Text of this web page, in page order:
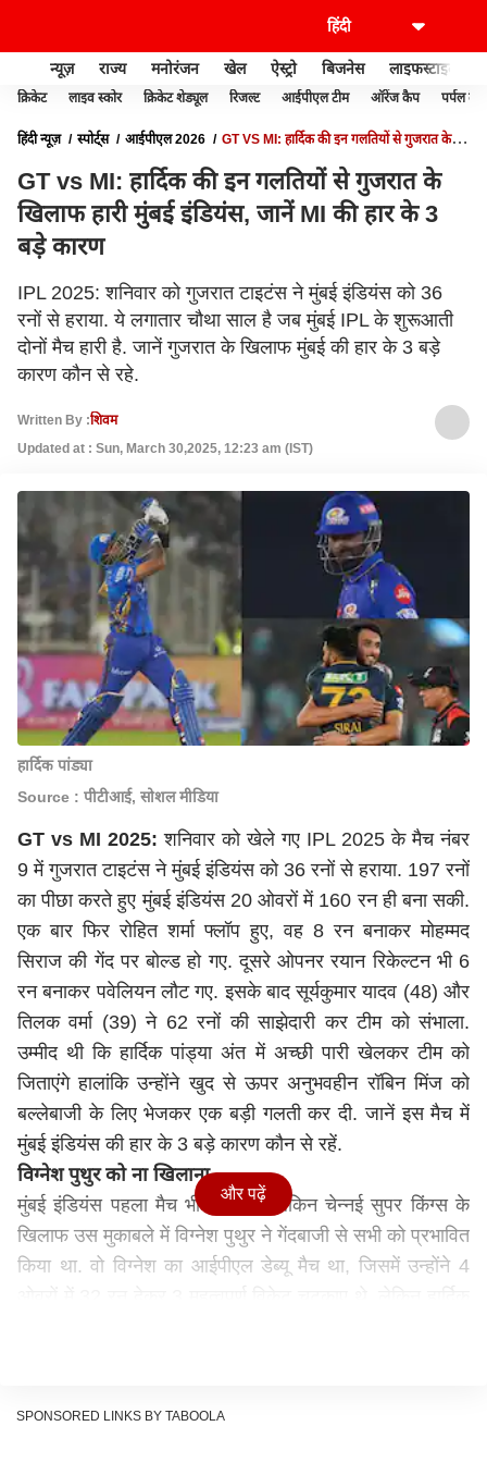
न्यूज़ राज्य मनोरंजन खेल ऐस्ट्रो बिजनेस लाइफस्टाइल
क्रिकेट लाइव स्कोर क्रिकेट शेड्यूल रिजल्ट आईपीएल टीम ऑरेंज कैप पर्पल कैप
हिंदी न्यूज़ स्पोर्ट्स आईपीएल 2026
GT VS MI: हार्दिक की इन गलतियों से गुजरात के
GT vs MI: हार्दिक की इन गलतियों से गुजरात के
खिलाफ हारी मुंबई इंडियंस, जानें MI की हार के 3
बड़े कारण
IPL 2025: शनिवार को गुजरात टाइटंस ने मुंबई इंडियंस को 36
रनों से हराया. ये लगातार चौथा साल है जब मुंबई IPL के शुरूआती
दोनों मैच हारी है. जानें गुजरात के खिलाफ मुंबई की हार के 3 बड़े
कारण कौन से रहे.
Written By :शिवम
Updated at : Sun, March 30,2025, 12:23 am (IST)
हार्दिक पांड्या
Source : पीटीआई, सोशल मीडिया
GT vs MI 2025:शनिवार को खेले गए IPL 2025 के मैच नंबर
9 में गुजरात टाइटंस ने मुंबई इंडियंस को 36 रनों से हराया. 197 रनों
का पीछा करते हुए मुंबई इंडियंस 20 ओवरों में 160 रन ही बना सकी.
एक बार फिर रोहित शर्मा फ्लॉप हुए, वह 8 रन बनाकर मोहम्मद
सिराज की गेंद पर बोल्ड हो गए. दूसरे ओपनर रयान रिकेल्टन भी 6
रन बनाकर पवेलियन लौट गए. इसके बाद सूर्यकुमार यादव (48) और
तिलक वर्मा (39) ने 62 रनों की साझेदारी कर टीम को संभाला.
उम्मीद थी कि हार्दिक पांड्या अंत में अच्छी पारी खेलकर टीम को
जिताएंगे हालांकि उन्होंने खुद से ऊपर अनुभवहीन रॉबिन मिंज को
बल्लेबाजी के लिए भेजकर एक बड़ी गलती कर दी. जानें इस मैच में
मुंबई इंडियंस की हार के 3 बड़े कारण कौन से रहें.
विग्नेश पुथुर को ना खिलाना
मुंबई इंडियंस पहला मैच भी हारी थी, लेकिन चेन्नई सुपर किंग्स के
खिलाफ उस मुकाबले में विग्नेश पुथुर ने गेंदबाजी से सभी को प्रभावित
किया था. वो विग्नेश का आईपीएल डेब्यू मैच था, जिसमें उन्होंने 4
विल जैक्स को टीम से बाहर रखना
और पढ़ें
SPONSORED LINKS BY TABOOLA